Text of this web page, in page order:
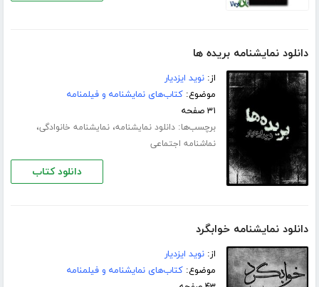
دانلود نمایشنامه بریده ها
از:نوید ایزدیار
موضوع:کتاب‌های نمایشنامه و فیلمنامه
۳۱ صفحه
برچسب‌ها:دانلود نمایشنامه،نمایشنامه خانوادگی،
نماشنامه اجتماعی
دانلود کتاب
دانلود نمایشنامه خوابگرد
از:نوید ایزدیار
موضوع:کتاب‌های نمایشنامه و فیلمنامه